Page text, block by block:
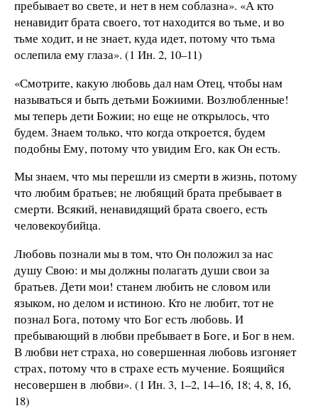
пребывает во свете, и нет в нем соблазна». «А кто
ненавидит брата своего, тот находится во тьме, и во
тьме ходит, и не знает, куда идет, потому что тьма
ослепила ему глаза». (1 Ин. 2, 10–11)
«Смотрите, какую любовь дал нам Отец, чтобы нам
называться и быть детьми Божиими. Возлюбленные!
мы теперь дети Божии; но еще не открылось, что
будем. Знаем только, что когда откроется, будем
подобны Ему, потому что увидим Его, как Он есть.
Мы знаем, что мы перешли из смерти в жизнь, потому
что любим братьев; не любящий брата пребывает в
смерти. Всякий, ненавидящий брата своего, есть
человекоубийца.
Любовь познали мы в том, что Он положил за нас
душу Свою: и мы должны полагать души свои за
братьев. Дети мои! станем любить не словом или
языком, но делом и истиною. Кто не любит, тот не
познал Бога, потому что Бог есть любовь. И
пребывающий в любви пребывает в Боге, и Бог в нем.
В любви нет страха, но совершенная любовь изгоняет
страх, потому что в страхе есть мучение. Боящийся
несовершен в любви». (1 Ин. 3, 1–2, 14–16, 18; 4, 8, 16,
18)